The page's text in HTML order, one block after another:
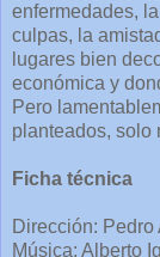
enfermedades,
culpas, la
lugares bien
económica y
Pero
planteados, solo
Ficha técnica
Dirección: Pedro
Música: Alberto